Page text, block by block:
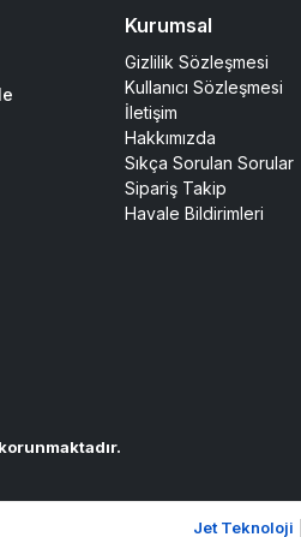
Kurumsal
Gizlilik Sözleşmesi
Kullanıcı Sözleşmesi
İletişim
Hakkımızda
Sıkça Sorulan Sorular
Sipariş Takip
Havale Bildirimleri
Jet Teknoloji